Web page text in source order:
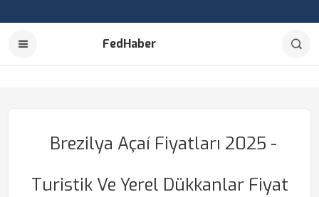
FedHaber
Brezilya Açaí Fiyatları 2025 -
Turistik Ve Yerel Dükkanlar Fiyat